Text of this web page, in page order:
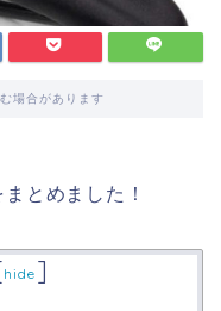
場合があります
とめました！
hide ]